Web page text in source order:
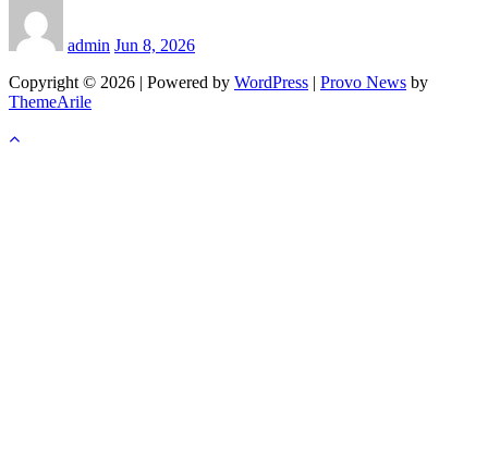
admin Jun 8, 2026
Copyright © 2026 | Powered by WordPress | Provo News by
ThemeArile